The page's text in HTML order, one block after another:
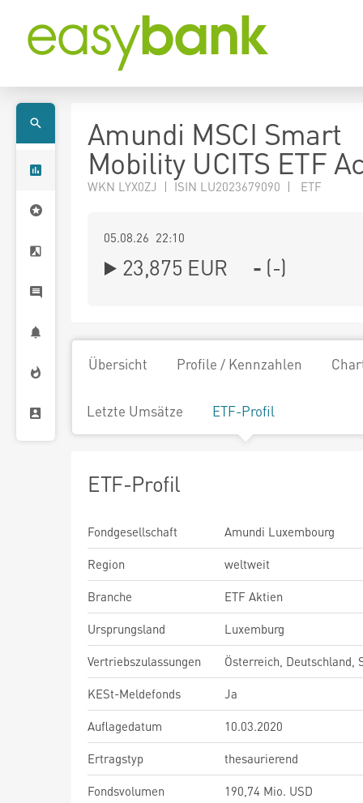
Amundi MSCI Smart
Mobility UCITS ETF
WKN LYX0ZJ | ISIN LU2023679090 | ETF
05.08.26 22:10
23,875 EUR - (-)
Übersicht Profile / Kennzahlen
Letzte Umsätze ETF-Profil
ETF-Profil
Fondgesellschaft
Amundi Luxembourg
Region
weltweit
Branche
ETF Aktien
Ursprungsland
Luxemburg
Vertriebszulassungen
Österreich, Deutschland,
KESt-Meldefonds
Ja
Auflagedatum
10.03.2020
Ertragstyp
thesaurierend
Fondsvolumen
190,74 Mio. USD